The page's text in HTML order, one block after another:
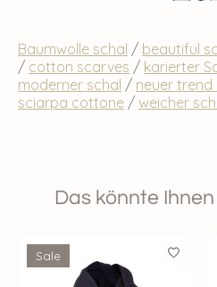
Baumwolle schal / beautiful
/ cotton scarves / karierter
moderner schal / neuer trend
sciarpa cottone / weicher
Das könnte
Produkt-Karussell-Artikel
Sale